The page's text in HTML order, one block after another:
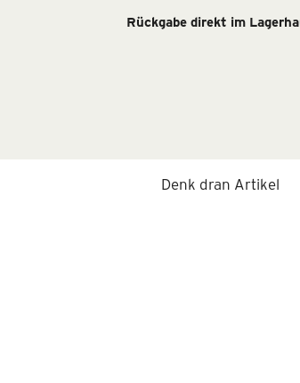
Rückgabe direkt im
Denk dran Artikel